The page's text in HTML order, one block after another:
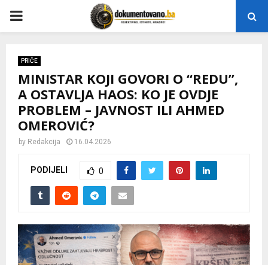
P
M
A
M
PRIČE
MINISTAR KOJI GOVORI O “REDU”,
A OSTAVLJA HAOS: KO JE OVDJE
PROBLEM – JAVNOST ILI AHMED
OMEROVIĆ?
by Redakcija 16.04.2026
PODIJELI 0